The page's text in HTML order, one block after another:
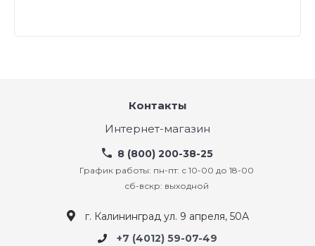
Контакты
Интернет-магазин
8 (800) 200-38-25
График работы: пн-пт: с 10-00 до 18-00
сб-вскр: выходной
г. Калининград ул. 9 апреля, 50А
+7 (4012) 59-07-49